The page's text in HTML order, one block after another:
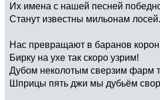
Их имена с нашей песней
Станут известны мильонам лосей.
Нас превращают в баранов
Бирку на ухе так скоро узрим!
Дубом неколотым сверзим фарм
Шприцы пять джи мы дубьём